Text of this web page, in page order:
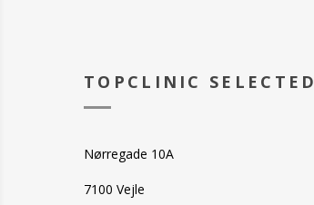
TOPCLINIC SELECTED
Nørregade 10A
7100 Vejle